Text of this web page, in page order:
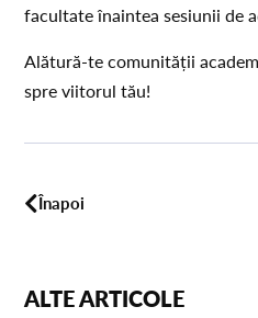
facultate înaintea sesiunii de
Alătură-te comunității
spre viitorul tău!
Înapoi
ALTE ARTICOLE